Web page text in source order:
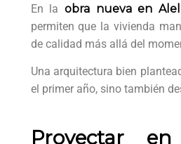
En la obra nueva en
permiten que la vivienda
de calidad más allá del
Una arquitectura bien
el primer año, sino también
Proyectar